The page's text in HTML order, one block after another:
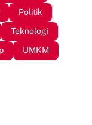
Politik
Teknologi
UMKM